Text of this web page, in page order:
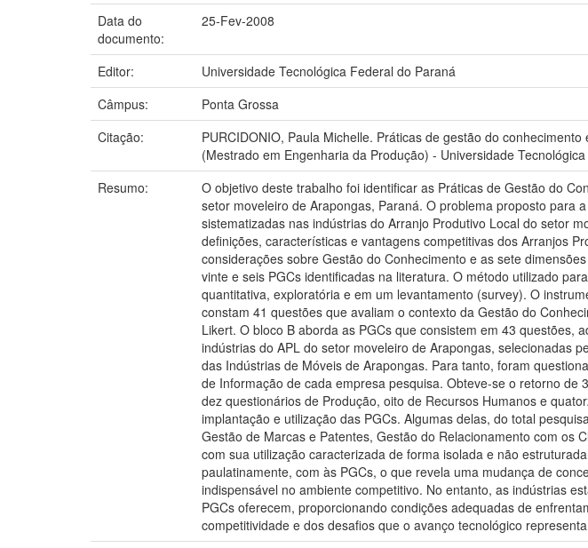
Data do
documento:
25-Fev-2008
Editor:
Universidade Tecnológica Federal do Paraná
Câmpus:
Ponta Grossa
Citação:
PURCIDONIO, Paula Michelle. Práticas de gestão do
(Mestrado em Engenharia da Produção) - Universidade
Resumo:
O objetivo deste trabalho foi identificar as Práticas de Gestão do
setor moveleiro de Arapongas, Paraná. O problema proposto para
sistematizadas nas indústrias do Arranjo Produtivo Local do setor
definições, características e vantagens competitivas dos Arranjos
considerações sobre Gestão do Conhecimento e as sete
vinte e seis PGCs identificadas na literatura. O método utilizado
quantitativa, exploratória e em um levantamento (survey). O
constam 41 questões que avaliam o contexto da Gestão do
Likert. O bloco B aborda as PGCs que consistem em 43
indústrias do APL do setor moveleiro de Arapongas, selecionadas
das Indústrias de Móveis de Arapongas. Para tanto, foram
de Informação de cada empresa pesquisa. Obteve-se o retorno
dez questionários de Produção, oito de Recursos Humanos e
implantação e utilização das PGCs. Algumas delas, do total
Gestão de Marcas e Patentes, Gestão do Relacionamento com os
com sua utilização caracterizada de forma isolada e não
paulatinamente, com às PGCs, o que revela uma mudança de
indispensável no ambiente competitivo. No entanto, as indústrias
PGCs oferecem, proporcionando condições adequadas de
competitividade e dos desafios que o avanço tecnológico